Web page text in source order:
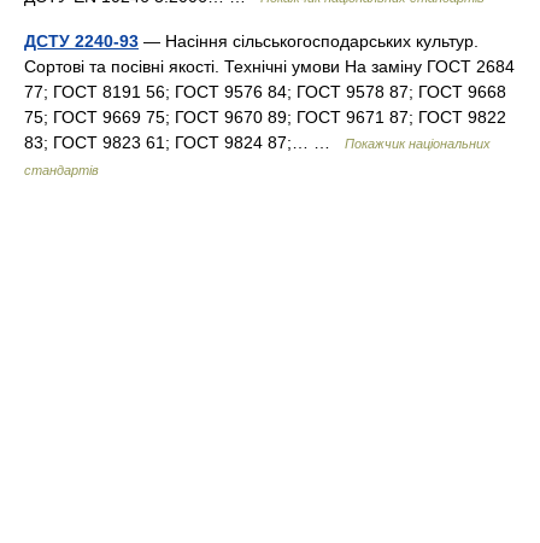
ДСТУ 2240-93 — Насіння сільськогосподарських культур.
Сортові та посівні якості. Технічні умови На заміну ГОСТ 2684
77; ГОСТ 8191 56; ГОСТ 9576 84; ГОСТ 9578 87; ГОСТ 9668
75; ГОСТ 9669 75; ГОСТ 9670 89; ГОСТ 9671 87; ГОСТ 9822
83; ГОСТ 9823 61; ГОСТ 9824 87;… …
Покажчик національних
стандартів